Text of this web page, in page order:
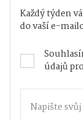
Každý týden
do vaší e-
údajů